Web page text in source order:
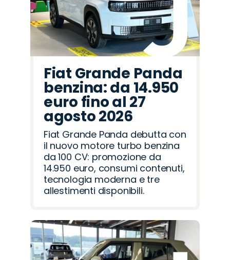
Fiat Grande Panda
benzina: da 14.950
euro fino al 27
agosto 2026
Fiat Grande Panda debutta con
il nuovo motore turbo benzina
da 100 CV: promozione da
14.950 euro, consumi contenuti,
tecnologia moderna e tre
allestimenti disponibili.